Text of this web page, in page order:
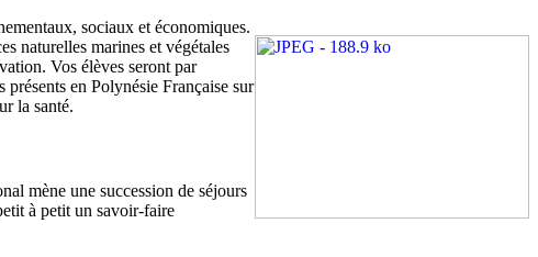
sociaux et économiques.
naturelles marines et végétales
Vos élèves seront par
présents en Polynésie Française sur
la santé.
mène une succession de séjours
à petit un savoir-faire